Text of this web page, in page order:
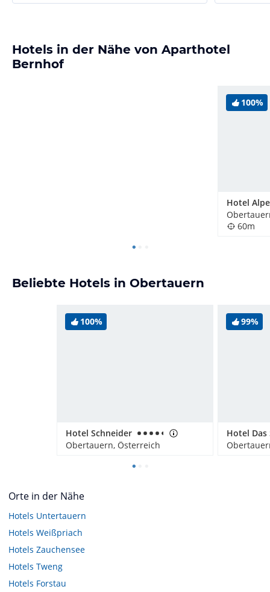
Hotels in der Nähe von Aparthotel
Bernhof
100%
Hotel
60m
Beliebte Hotels in Obertauern
100%
Hotel Schneider
Obertauern, Österreich
99%
Orte in der Nähe
Hotels Untertauern
Hotels Weißpriach
Hotels Zauchensee
Hotels Tweng
Hotels Forstau